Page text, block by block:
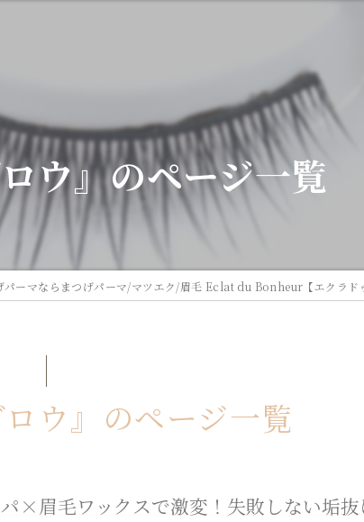
ウ』のページ一覧
パーマならまつげパーマ/マツエク/眉毛 Eclat du Bonheur【エクラ
ウ』のページ一覧
パ×眉毛ワックスで激変！失敗しない垢